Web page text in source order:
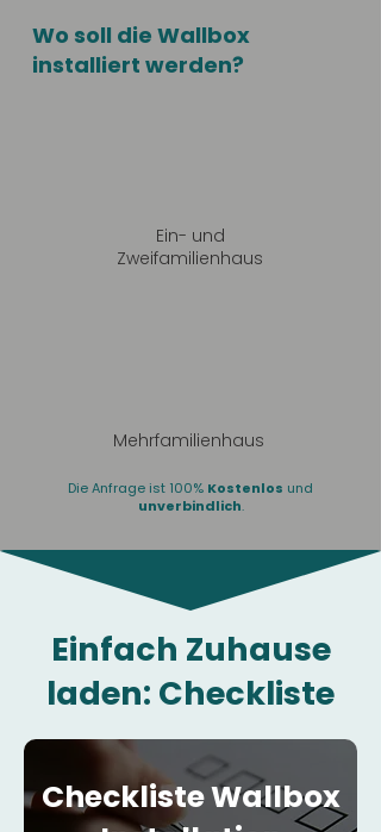
Wo soll die Wallbox
installiert werden?
Ein- und
Zweifamilienhaus
Mehrfamilienhaus
Die Anfrage ist 100% Kostenlos und
unverbindlich.
Einfach Zuhause
laden: Checkliste
Checkliste Wallbox